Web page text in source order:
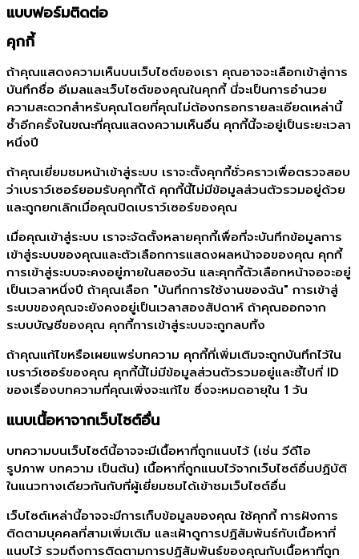
แบบฟอร์มติดต่อ
คุกกี้
ถ้าคุณแสดงความเห็นบนเว็บไซต์ของเรา คุณอาจจะเลือกเข้าสู่การ
บันทึกชื่อ อีเมลและเว็บไซต์ของคุณในคุกกี้ นี่จะเป็นการอำนวย
ความสะดวกสำหรับคุณโดยที่คุณไม่ต้องกรอกรายละเอียดเหล่านี้
ซ้ำอีกครั้งในขณะที่คุณแสดงความเห็นอื่น คุกกี้นี้จะอยู่เป็นระยะเวลา
หนึ่งปี
ถ้าคุณเยี่ยมชมหน้าเข้าสู่ระบบ เราจะตั้งคุกกี้ชั่วคราวเพื่อตรวจสอบ
ว่าเบราว์เซอร์ยอมรับคุกกี้ได้ คุกกี้นี้ไม่มีข้อมูลส่วนตัวรวมอยู่ด้วย
และถูกยกเลิกเมื่อคุณปิดเบราว์เซอร์ของคุณ
เมื่อคุณเข้าสู่ระบบ เราจะจัดตั้งหลายคุกกี้เพื่อที่จะบันทึกข้อมูลการ
เข้าสู่ระบบของคุณและตัวเลือกการแสดงผลหน้าจอของคุณ คุกกี้
การเข้าสู่ระบบจะคงอยู่ภายในสองวัน และคุกกี้ตัวเลือกหน้าจอจะอยู่
เป็นเวลาหนึ่งปี ถ้าคุณเลือก "บันทึกการใช้งานของฉัน" การเข้าสู่
ระบบของคุณจะยังคงอยู่เป็นเวลาสองสัปดาห์ ถ้าคุณออกจาก
ระบบบัญชีของคุณ คุกกี้การเข้าสู่ระบบจะถูกลบทิ้ง
ถ้าคุณแก้ไขหรือเผยแพร่บทความ คุกกี้ที่เพิ่มเติมจะถูกบันทึกไว้ใน
เบราว์เซอร์ของคุณ คุกกี้นี้ไม่มีข้อมูลส่วนตัวรวมอยู่และชี้ไปที่ ID
ของเรื่องบทความที่คุณเพิ่งจะแก้ไข ซึ่งจะหมดอายุใน 1 วัน
แนบเนื้อหาจากเว็บไซต์อื่น
บทความบนเว็บไซต์นี้อาจจะมีเนื้อหาที่ถูกแนบไว้ (เช่น วีดีโอ
รูปภาพ บทความ เป็นต้น) เนื้อหาที่ถูกแนบไว้จากเว็บไซต์อื่นปฏิบัติ
ในแนวทางเดียวกันกับที่ผู้เยี่ยมชมได้เข้าชมเว็บไซต์อื่น
เว็บไซต์เหล่านี้อาจจะมีการเก็บข้อมูลของคุณ ใช้คุกกี้ การฝังการ
ติดตามบุคคลที่สามเพิ่มเติม และเฝ้าดูการปฏิสัมพันธ์กับเนื้อหาที่
แนบไว้ รวมถึงการติดตามการปฏิสัมพันธ์ของคุณกับเนื้อหาที่ถูก